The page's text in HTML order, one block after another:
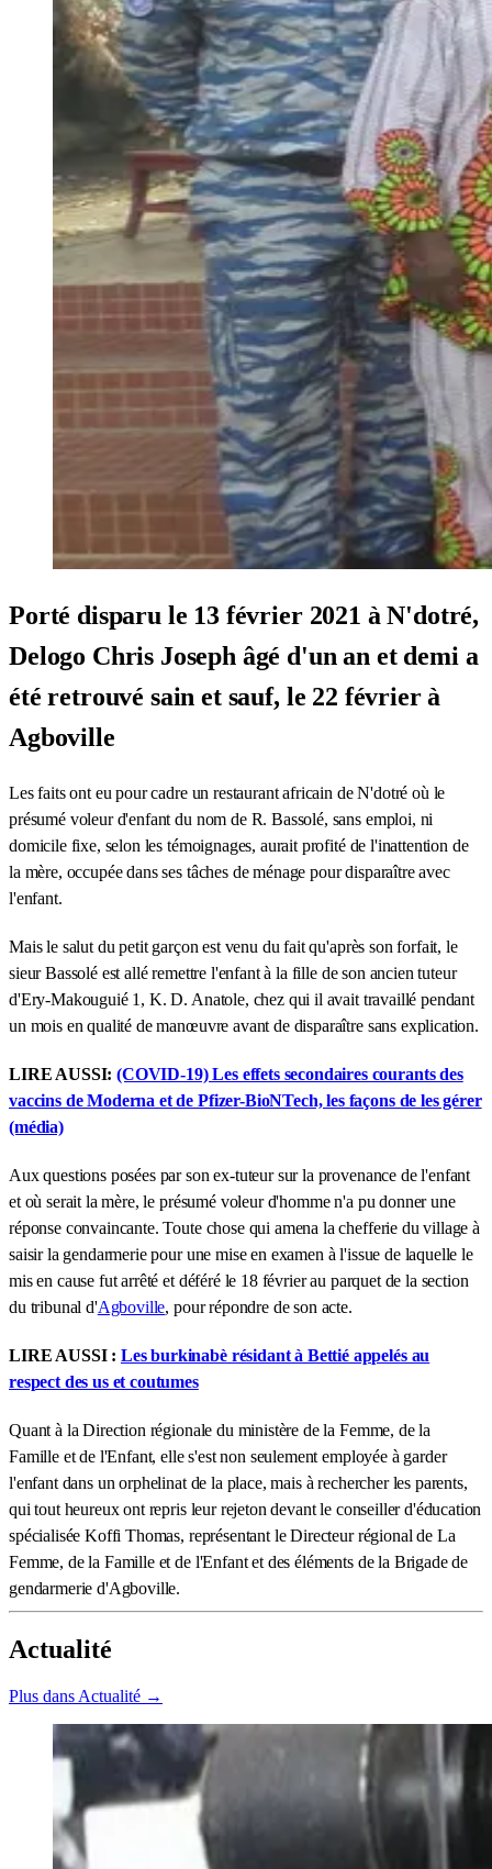
Porté disparu le 13 février 2021 à N'dotré,
Delogo Chris Joseph âgé d'un an et demi a
été retrouvé sain et sauf, le 22 février à
Agboville
Les faits ont eu pour cadre un restaurant africain de N'dotré où le
présumé voleur d'enfant du nom de R. Bassolé, sans emploi, ni
domicile fixe, selon les témoignages, aurait profité de l'inattention de
la mère, occupée dans ses tâches de ménage pour disparaître avec
l'enfant.
Mais le salut du petit garçon est venu du fait qu'après son forfait, le
sieur Bassolé est allé remettre l'enfant à la fille de son ancien tuteur
d'Ery-Makouguié 1, K. D. Anatole, chez qui il avait travaillé pendant
un mois en qualité de manœuvre avant de disparaître sans explication.
LIRE AUSSI:(COVID-19) Les effets secondaires courants des
vaccins de Moderna et de Pfizer-BioNTech, les façons de les gérer
(média)
Aux questions posées par son ex-tuteur sur la provenance de l'enfant
et où serait la mère, le présumé voleur d'homme n'a pu donner une
réponse convaincante. Toute chose qui amena la chefferie du village à
saisir la gendarmerie pour une mise en examen à l'issue de laquelle le
mis en cause fut arrêté et déféré le 18 février au parquet de la section
du tribunal d'Agboville, pour répondre de son acte.
LIRE AUSSI : Les burkinabè résidant à Bettié appelés au
respect des us et coutumes
Quant à la Direction régionale du ministère de la Femme, de la
Famille et de l'Enfant, elle s'est non seulement employée à garder
l'enfant dans un orphelinat de la place, mais à rechercher les parents,
qui tout heureux ont repris leur rejeton devant le conseiller d'éducation
spécialisée Koffi Thomas, représentant le Directeur régional de La
Femme, de la Famille et de l'Enfant et des éléments de la Brigade de
gendarmerie d'Agboville.
Actualité
Plus dans Actualité →